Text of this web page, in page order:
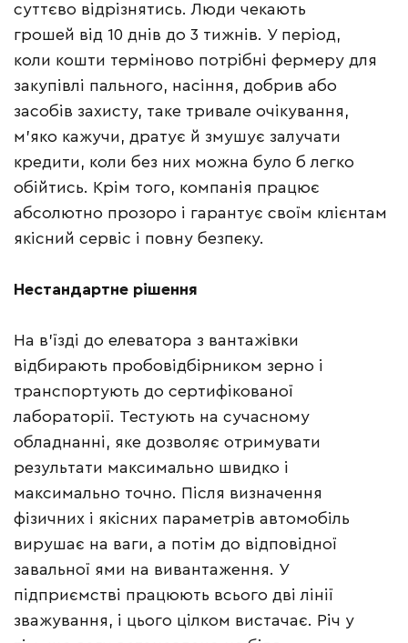
суттєво відрізнятись. Люди чекають
грошей від 10 днів до 3 тижнів. У період,
коли кошти терміново потрібні фермеру для
закупівлі пального, насіння, добрив або
засобів захисту, таке тривале очікування,
м’яко кажучи, дратує й змушує залучати
кредити, коли без них можна було б легко
обійтись. Крім того, компанія працює
абсолютно прозоро і гарантує своїм клієнтам
якісний сервіс і повну безпеку.
Нестандартне рішення
На в’їзді до елеватора з вантажівки
відбирають пробовідбірником зерно і
транспортують до сертифікованої
лабораторії. Тестують на сучасному
обладнанні, яке дозволяє отримувати
результати максимально швидко і
максимально точно. Після визначення
фізичних і якісних параметрів автомобіль
вирушає на ваги, а потім до відповідної
завальної ями на вивантаження. У
підприємстві працюють всього дві лінії
зважування, і цього цілком вистачає. Річ у